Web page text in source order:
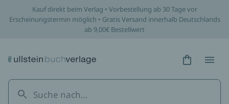
Kauf direkt beim Verlag • Vorbestellung ab 30 Tage vor
Erscheinungstermin möglich • Gratis Versand innerhalb Deutschlands
ab 9,00€ Bestellwert
Hidden